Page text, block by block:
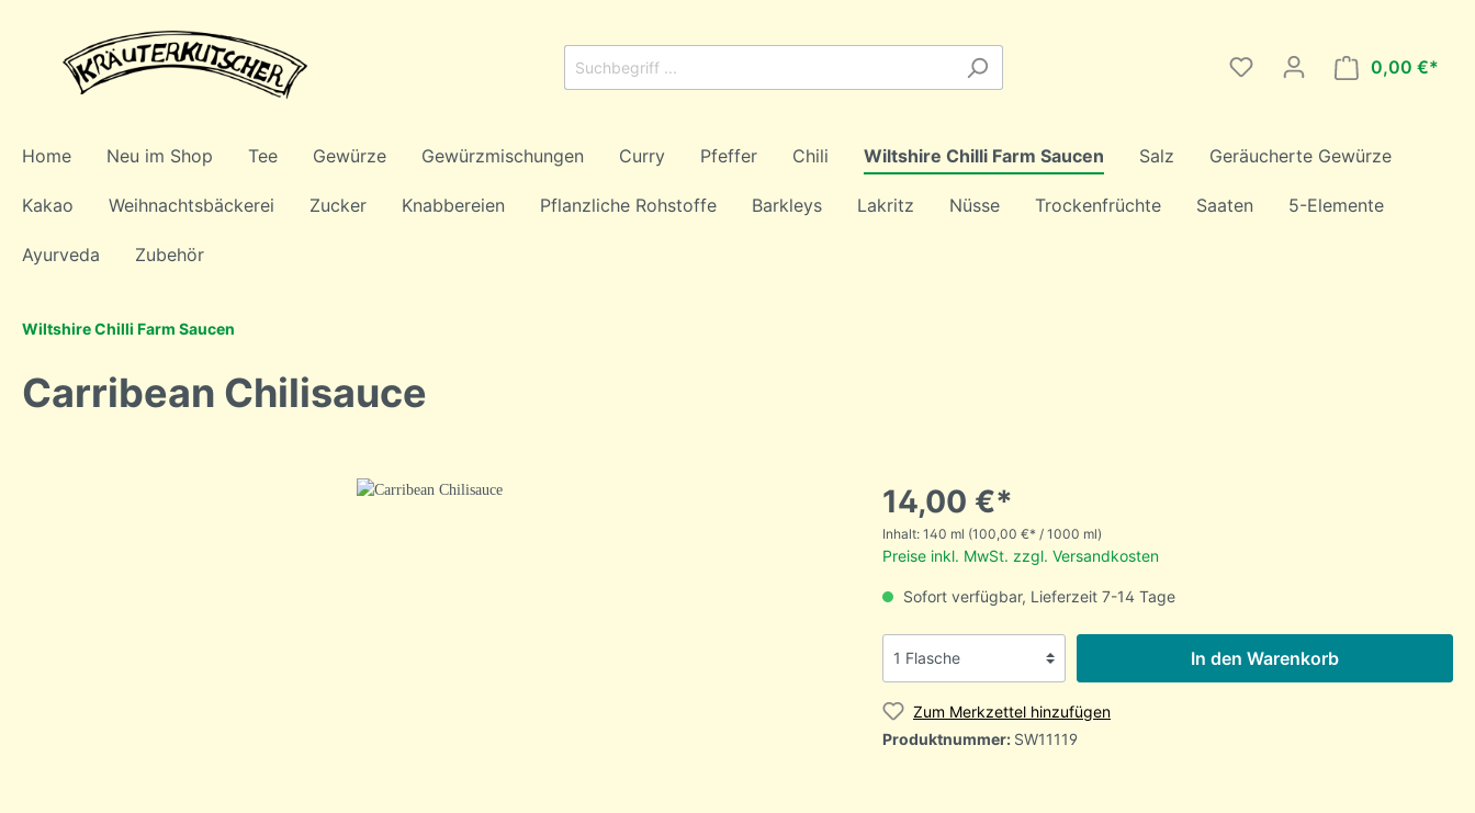
0,00 €*
Home Neu im Shop Tee Gewürze Gewürzmischungen Curry Pfeffer Chili Wiltshire Chilli Farm Saucen Salz Geräucherte Gewürze
Kakao Weihnachtsbäckerei Zucker Knabbereien Pflanzliche Rohstoffe Barkleys Lakritz Nüsse Trockenfrüchte Saaten 5-Elemente
Ayurveda Zubehör
Zur Kategorie Tee
Monokräutertee
Zur Kategorie Pfeffer
Monopfeffer Pfeffermischungen
Wiltshire Chilli Farm Saucen
Carribean Chilisauce
14,00 €*
Inhalt: 140 ml (100,00 €* / 1000 ml)
Preise inkl. MwSt. zzgl. Versandkosten
Sofort verfügbar, Lieferzeit 7-14 Tage
In den Warenkorb
Zum Merkzettel hinzufügen
Produktnummer: SW11119